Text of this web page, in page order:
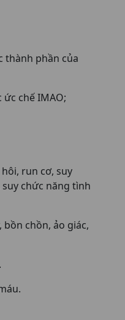
thành phần của
chế IMAO;
run cơ, suy
chức năng tình
bồn chồn, ảo giác,